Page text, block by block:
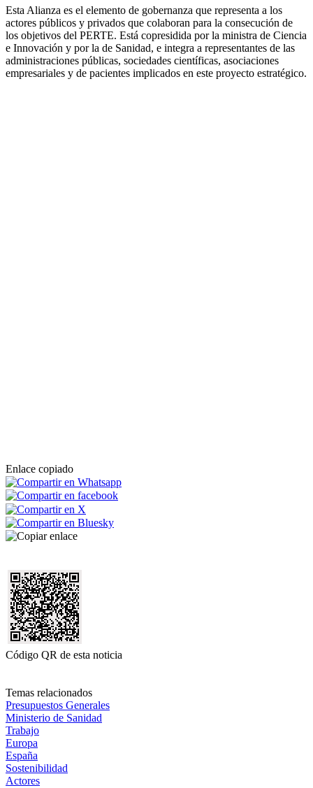
Esta Alianza es el elemento de gobernanza que representa a los
actores públicos y privados que colaboran para la consecución de
los objetivos del PERTE. Está copresidida por la ministra de Ciencia
e Innovación y por la de Sanidad, e integra a representantes de las
administraciones públicas, sociedades científicas, asociaciones
empresariales y de pacientes implicados en este proyecto estratégico.
Enlace copiado
Código QR de esta noticia
Temas relacionados
Presupuestos Generales
Ministerio de Sanidad
Trabajo
Europa
España
Sostenibilidad
Actores